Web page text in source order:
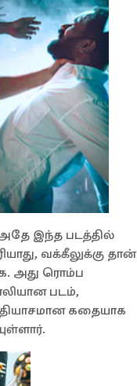
இந்த படத்தில்
வக்கீலுக்கு தான்
அது ரொம்ப
படம்,
கதையாக